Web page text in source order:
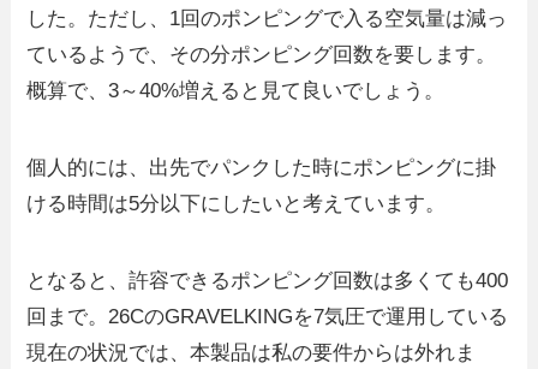
した。ただし、1回のポンピングで入る空気量は減っ
ているようで、その分ポンピング回数を要します。
概算で、3～40%増えると見て良いでしょう。
個人的には、出先でパンクした時にポンピングに掛
ける時間は5分以下にしたいと考えています。
となると、許容できるポンピング回数は多くても400
回まで。26CのGRAVELKINGを7気圧で運用している
現在の状況では、本製品は私の要件からは外れま